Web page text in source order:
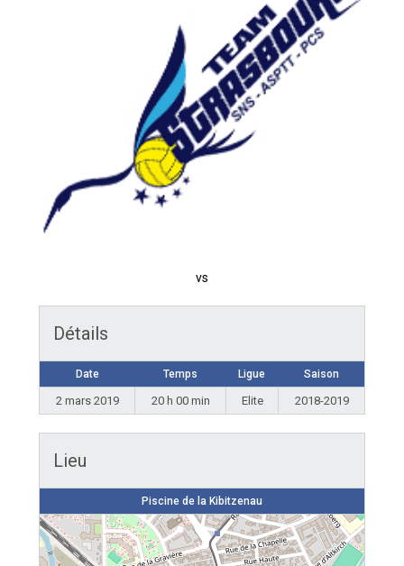
vs
Détails
Date Temps Ligue Saison
2 mars 2019 20 h 00 min Elite 2018-2019
Lieu
Piscine de la Kibitzenau